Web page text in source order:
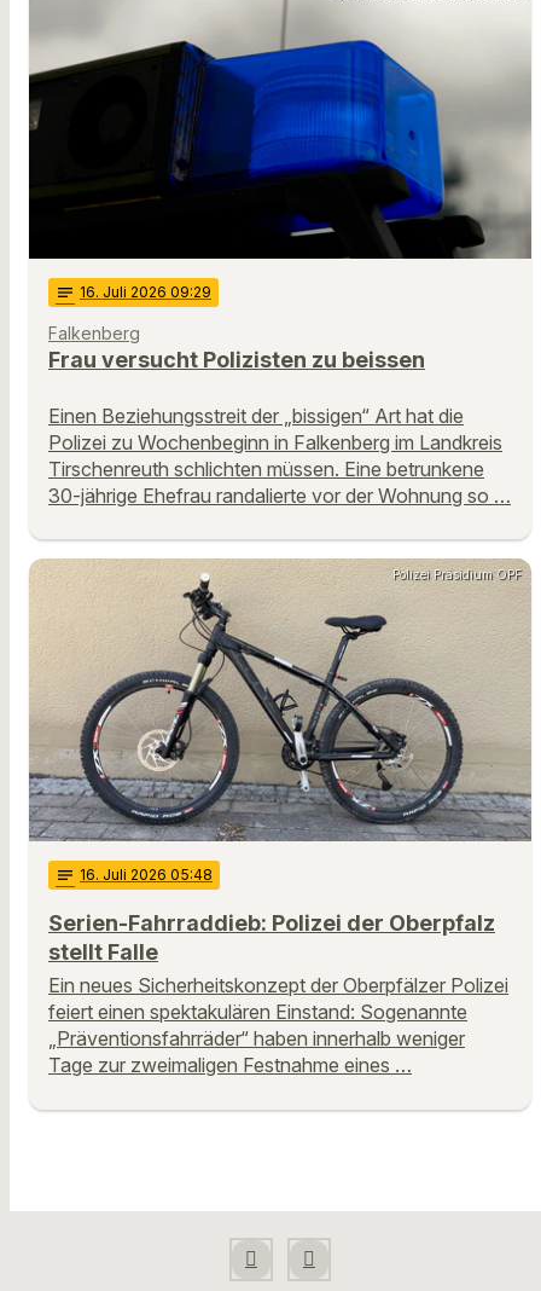
notes 16. Juli 2026 09:29
Falkenberg
Frau versucht Polizisten zu beissen
Einen Beziehungsstreit der „bissigen“ Art hat die
Polizei zu Wochenbeginn in Falkenberg im Landkreis
Tirschenreuth schlichten müssen. Eine betrunkene
30-jährige Ehefrau randalierte vor der Wohnung so …
Polizei Präsidium OPF
notes 16. Juli 2026 05:48
Serien-Fahrraddieb: Polizei der Oberpfalz
stellt Falle
Ein neues Sicherheitskonzept der Oberpfälzer Polizei
feiert einen spektakulären Einstand: Sogenannte
„Präventionsfahrräder“ haben innerhalb weniger
Tage zur zweimaligen Festnahme eines …